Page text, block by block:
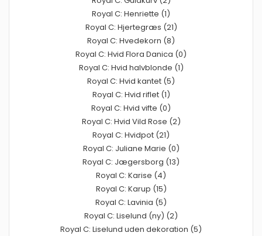
Royal C: Henriette (1)
Royal C: Hjertegræs (21)
Royal C: Hvedekorn (8)
Royal C: Hvid Flora Danica (0)
Royal C: Hvid halvblonde (1)
Royal C: Hvid kantet (5)
Royal C: Hvid riflet (1)
Royal C: Hvid vifte (0)
Royal C: Hvid Vild Rose (2)
Royal C: Hvidpot (21)
Royal C: Juliane Marie (0)
Royal C: Jægersborg (13)
Royal C: Karise (4)
Royal C: Karup (15)
Royal C: Lavinia (5)
Royal C: Liselund (ny) (2)
Royal C: Liselund uden dekoration (5)